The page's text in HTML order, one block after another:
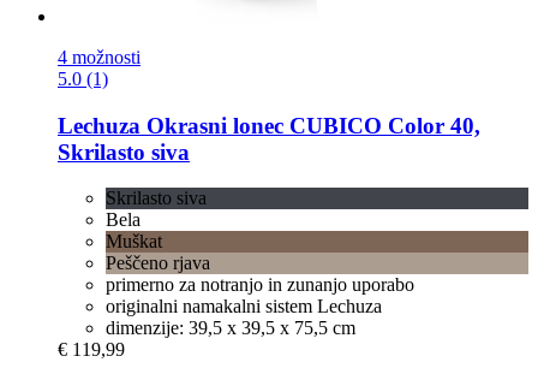
4 možnosti
5.0 (1)
Lechuza Okrasni lonec CUBICO Color 40,
Skrilasto siva
Skrilasto siva
Bela
Muškat
Peščeno rjava
primerno za notranjo in zunanjo uporabo
originalni namakalni sistem Lechuza
dimenzije: 39,5 x 39,5 x 75,5 cm
€ 119,99